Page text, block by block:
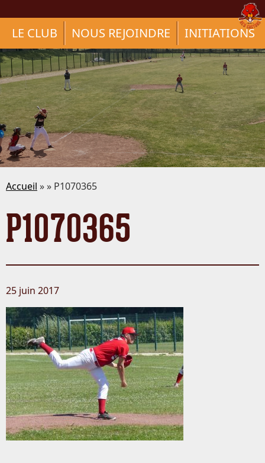
LE CLUB NOUS REJOINDRE INITIATIONS
Accueil » » P1070365
P1070365
25 juin 2017